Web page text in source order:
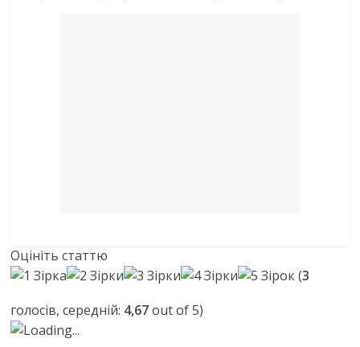
Оцініть статтю
(3
голосів, середній: 4,67out of 5)
Loading...